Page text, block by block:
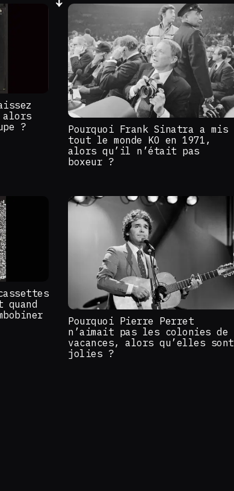
alors
?
Pourquoi Frank Sinatra a mis
tout le monde KO en 1971,
alors qu’il n’était pas
boxeur ?
Pourquoi Pierre Perret
n’aimait pas les colonies de
vacances, alors qu’elles sont
jolies ?